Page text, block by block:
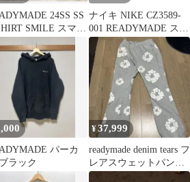
24SS SS
SMILE スマイ
ナイキ NIKE CZ3589-
001 READYMADE スニ
ーカー
パーカ
ラック
¥37,999
readymade denim tears フ
レアスウェットパンツ
グレー